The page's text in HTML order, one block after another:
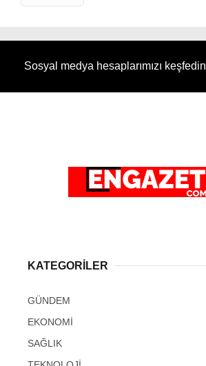
Sosyal medya hesaplarımızı keşfedin
KATEGORİLER
GÜNDEM
EKONOMİ
SAĞLIK